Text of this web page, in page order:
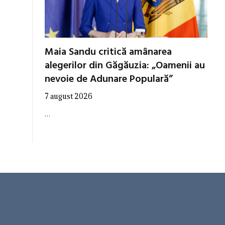
Maia Sandu critică amânarea
alegerilor din Găgăuzia: „Oamenii au
nevoie de Adunare Populară”
7 august 2026
…